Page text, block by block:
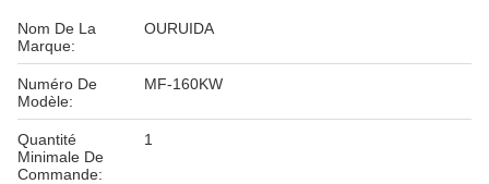
Nom De La
Marque:
OURUIDA
Numéro De
Modèle:
MF-160KW
Quantité
Minimale De
Commande:
1